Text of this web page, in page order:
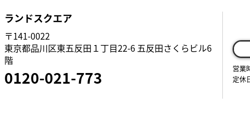
ランドスクエア
〒141-0022
東京都品川区東五反田１丁目22-6 五反田さくらビル6
階
0120-021-773
営業
定休